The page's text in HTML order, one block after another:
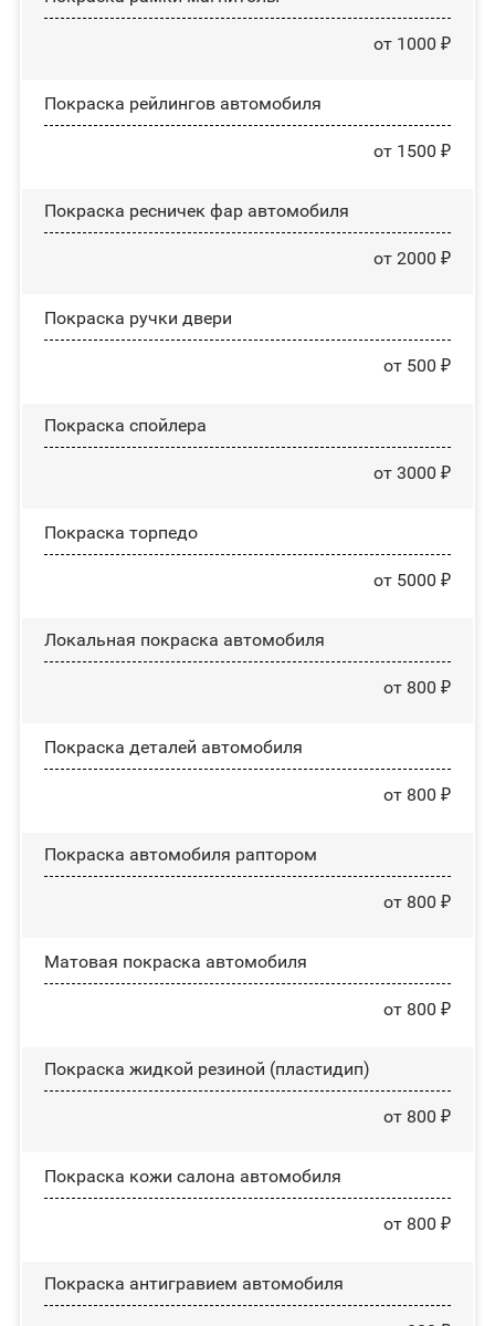
от 1000 ₽
Покраска рейлингов автомобиля
от 1500 ₽
Покраска ресничек фар автомобиля
от 2000 ₽
Покраска ручки двери
от 500 ₽
Покраска спойлера
от 3000 ₽
Покраска торпедо
от 5000 ₽
Локальная покраска автомобиля
от 800 ₽
Покраска деталей автомобиля
от 800 ₽
Покраска автомобиля раптором
от 800 ₽
Матовая покраска автомобиля
от 800 ₽
Покраска жидкой резиной (пластидип)
от 800 ₽
Покраска кожи салона автомобиля
от 800 ₽
Покраска антигравием автомобиля